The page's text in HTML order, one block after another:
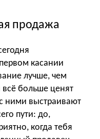
продажа
касании
лучше, чем
больше ценят
с ними выстраивают
пути: до,
когда тебя